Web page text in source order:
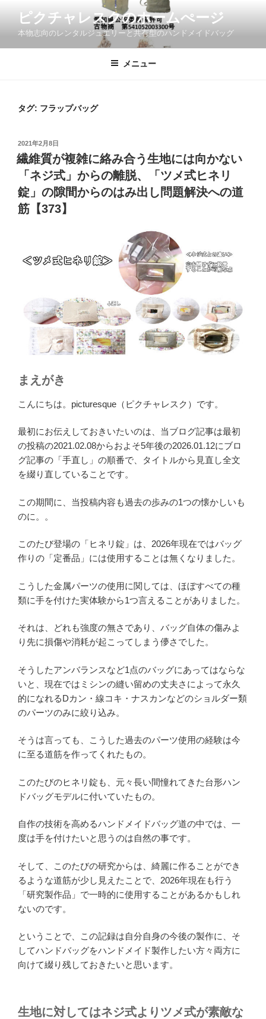
ン
ピクチャレスクのホームぺージ
本物志向のレンタルジュエリーと共有型のハンドメイドバッグ
メニュー
タグ: フラップバッグ
投
稿
日:
2021年2月8日
繊維質が複雑に絡み合う生地には向かない
「ネジ式」からの離脱、「ツメ式ヒネリ
錠」の隙間からのはみ出し問題解決への道
筋【373】
まえがき
こんにちは。picturesque（ピクチャレスク）です。
最初にお伝えしておきいたいのは、当ブログ記事は最初
の投稿の2021.02.08からおよそ5年後の2026.01.12にブロ
グ記事の「手直し」の順番で、タイトルから見直し全文
を綴り直していることです。
この期間に、当投稿内容も過去の歩みの1つの懐かしいも
のに。。
このたび登場の「ヒネリ錠」は、2026年現在ではバッグ
作りの「定番品」には使用することは無くなりました。
こうした金属パーツの使用に関しては、ほぼすべての種
類に手を付けた実体験から1つ言えることがありました。
それは、どれも強度の無さであり、バッグ自体の傷みよ
り先に損傷や消耗が起こってしまう儚さでした。
そうしたアンバランスなど1点のバッグにあってはならな
いと、現在ではミシンの縫い留めの丈夫さによって永久
的になれるDカン・線コキ・ナスカンなどのショルダー類
のパーツのみに絞り込み。
そうは言っても、こうした過去のパーツ使用の経験は今
に至る道筋を作ってくれたもの。
このたびのヒネリ錠も、元々長い間憧れてきた台形ハン
ドバッグモデルに付いていたもの。
自作の技術を高めるハンドメイドバッグ道の中では、一
度は手を付けたいと思うのは自然の事です。
そして、このたびの研究からは、綺麗に作ることができ
るような道筋が少し見えたことで、2026年現在も行う
「研究製作品」で一時的に使用することがあるかもしれ
ないのです。
ということで、この記録は自分自身の今後の製作に、そ
してハンドバッグをハンドメイド製作したい方々両方に
向けて綴り残しておきたいと思います。
生地に対してはネジ式よりツメ式が素敵な